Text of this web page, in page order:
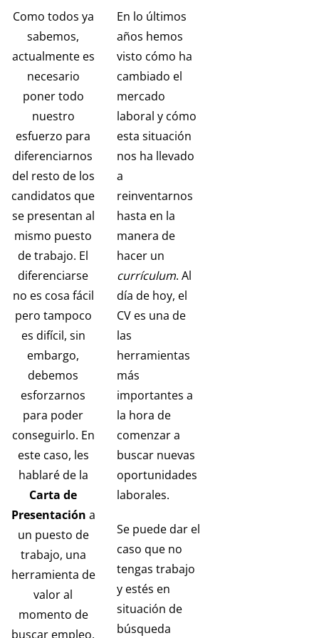
más,
tu
de
presentación!
Como todos ya
sabemos,
actualmente es
necesario
poner todo
nuestro
esfuerzo para
diferenciarnos
del resto de los
candidatos que
se presentan al
mismo puesto
de trabajo. El
diferenciarse
no es cosa fácil
pero tampoco
es difícil, sin
embargo,
debemos
esforzarnos
para poder
conseguirlo. En
este caso, les
hablaré de la
Carta de
Presentación a
un puesto de
trabajo, una
herramienta de
valor al
momento de
buscar empleo.
En lo últimos
años hemos
visto cómo ha
cambiado el
mercado
laboral y cómo
esta situación
nos ha llevado
a
reinventarnos
hasta en la
manera de
hacer un
currículum. Al
día de hoy, el
CV es una de
las
herramientas
más
importantes a
la hora de
comenzar a
buscar nuevas
oportunidades
laborales.
Se puede dar el
caso que no
tengas trabajo
y estés en
situación de
búsqueda